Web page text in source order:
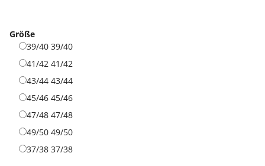
Größe
39/40 39/40
41/42 41/42
43/44 43/44
45/46 45/46
47/48 47/48
49/50 49/50
37/38 37/38